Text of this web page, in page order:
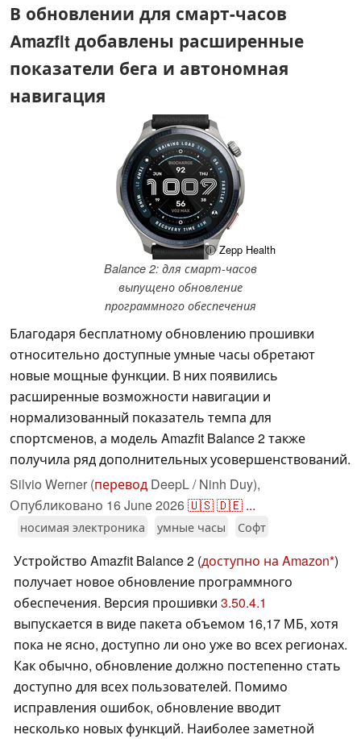
В обновлении для смарт-часов
Amazfit добавлены расширенные
показатели бега и автономная
навигация
ⓘ Zepp Health
Balance 2: для смарт-часов
выпущено обновление
программного обеспечения
Благодаря бесплатному обновлению прошивки
относительно доступные умные часы обретают
новые мощные функции. В них появились
расширенные возможности навигации и
нормализованный показатель темпа для
спортсменов, а модель Amazfit Balance 2 также
получила ряд дополнительных усовершенствований.
Silvio Werner (перевод DeepL / Ninh Duy),
Опубликовано 16 June 2026🇺🇸🇩🇪 ...
носимая электроника умные часы Софт
Устройство Amazfit Balance 2 (доступно на Amazon )
получает новое обновление программного
обеспечения. Версия прошивки 3.50.4.1
выпускается в виде пакета объемом 16,17 МБ, хотя
пока не ясно, доступно ли оно уже во всех регионах.
Как обычно, обновление должно постепенно стать
доступно для всех пользователей. Помимо
исправления ошибок, обновление вводит
несколько новых функций. Наиболее заметной